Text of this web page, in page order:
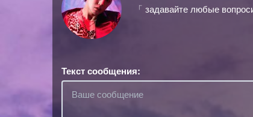
「 задавайте любые
Текст сообщения: